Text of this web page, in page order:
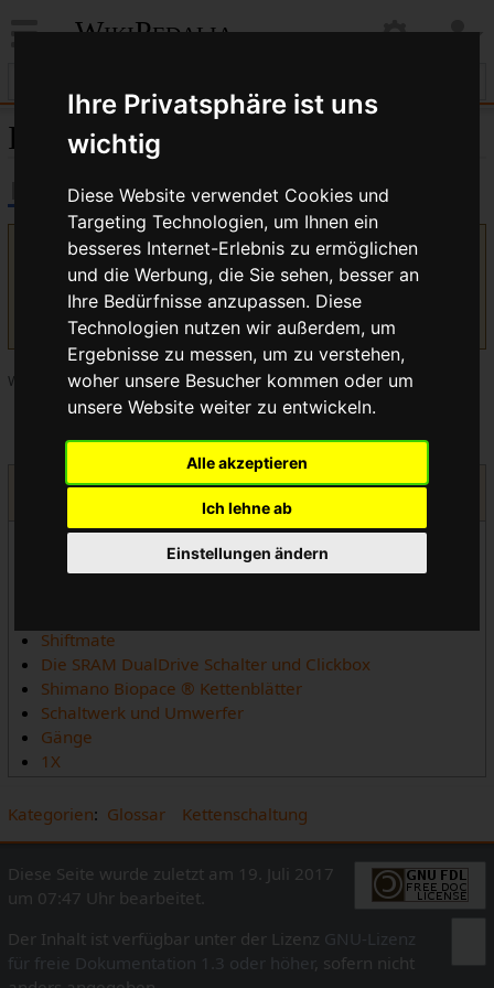
Ihre Privatsphäre ist uns
wichtig
Diese Website verwendet Cookies und
Targeting Technologien, um Ihnen ein
besseres Internet-Erlebnis zu ermöglichen
und die Werbung, die Sie sehen, besser an
Ihre Bedürfnisse anzupassen. Diese
Technologien nutzen wir außerdem, um
Ergebnisse zu messen, um zu verstehen,
woher unsere Besucher kommen oder um
unsere Website weiter zu entwickeln.
Alle akzeptieren
Ich lehne ab
Einstellungen ändern
WikiPedalia
Indiziert
Version vom 19. Juli 2017, 07:47 Uhr vonBikegeissel (Diskussion
Beiträge) (Kategorie in Vorloage)
Unterschied)← Nächstältere Version| Aktuelle Version
(Unterschied) | Nächstjüngere Version → (Unterschied)
Weiterleitung
Weiterleitung nach:
Indizierte Schaltung
Weitere interessante Artikel zum Thema
Ritzelabstände (Tabelle)
Grunderneuerung von Schraubkranzfreiläufen
Shiftmate
Die SRAM DualDrive Schalter und Clickbox
Shimano Biopace ® Kettenblätter
Schaltwerk und Umwerfer
Gänge
1X
Kategorien: Glossar Kettenschaltung
Diese Seite wurde zuletzt am 19. Juli 2017
um 07:47 Uhr bearbeitet.
Der Inhalt ist verfügbar unter der Lizenz GNU-Lizenz
für freie Dokumentation 1.3 oder höher , sofern nicht